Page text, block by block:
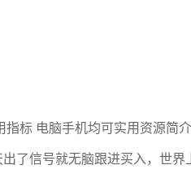
标 电脑手机均可实用资源简介
了信号就无脑跟进买入，世界